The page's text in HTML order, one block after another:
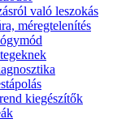
való leszokás
méregtelenítés
kiegészítők